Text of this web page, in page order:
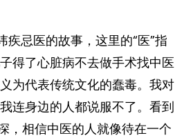
忌医的故事，这里的“医”指
得了心脏病不去做手术找中医
为代表传统文化的蠢毒。我对
连身边的人都说服不了。看到
，相信中医的人就像待在一个